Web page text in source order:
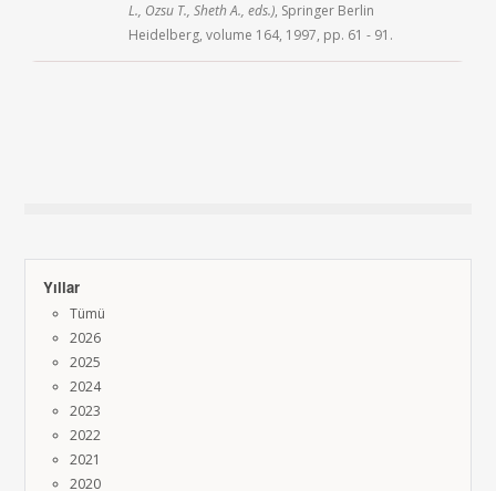
L., Ozsu T., Sheth A., eds.), Springer Berlin
Heidelberg, volume 164, 1997, pp. 61 - 91.
Yıllar
Tümü
2026
2025
2024
2023
2022
2021
2020